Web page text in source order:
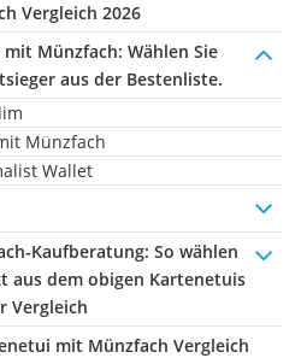
Vergleich 2026
Münzfach: Wählen Sie
aus der Bestenliste.
Münzfach
Wallet
Kaufberatung: So wählen
aus dem obigen Kartenetuis
Vergleich
mit Münzfach Vergleich